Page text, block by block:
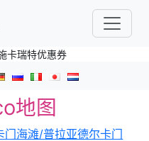
卡瑞特优惠券
地图
门海滩/普拉亚德尔卡门